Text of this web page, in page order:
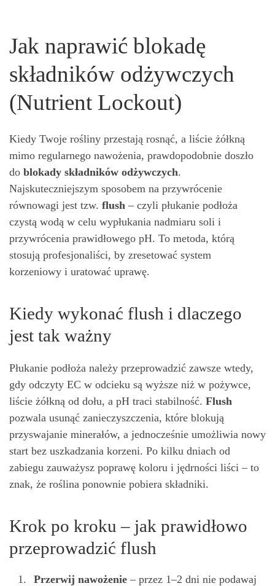
Jak naprawić blokadę
składników odżywczych
(Nutrient Lockout)
Kiedy Twoje rośliny przestają rosnąć, a liście żółkną
mimo regularnego nawożenia, prawdopodobnie doszło
do blokady składników odżywczych.
Najskuteczniejszym sposobem na przywrócenie
równowagi jest tzw. flush – czyli płukanie podłoża
czystą wodą w celu wypłukania nadmiaru soli i
przywrócenia prawidłowego pH. To metoda, którą
stosują profesjonaliści, by zresetować system
korzeniowy i uratować uprawę.
Kiedy wykonać flush i dlaczego
jest tak ważny
Płukanie podłoża należy przeprowadzić zawsze wtedy,
gdy odczyty EC w odcieku są wyższe niż w pożywce,
liście żółkną od dołu, a pH traci stabilność. Flush
pozwala usunąć zanieczyszczenia, które blokują
przyswajanie minerałów, a jednocześnie umożliwia nowy
start bez uszkadzania korzeni. Po kilku dniach od
zabiegu zauważysz poprawę koloru i jędrności liści – to
znak, że roślina ponownie pobiera składniki.
Krok po kroku – jak prawidłowo
przeprowadzić flush
Przerwij nawożenie – przez 1–2 dni nie podawaj